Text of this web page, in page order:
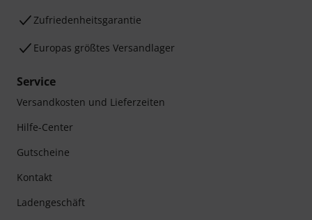
Zufriedenheitsgarantie
Europas größtes Versandlager
Service
Versandkosten und Lieferzeiten
Hilfe-Center
Gutscheine
Kontakt
Ladengeschäft